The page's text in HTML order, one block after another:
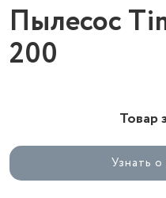
Пылесос
200
Товар
Узнать